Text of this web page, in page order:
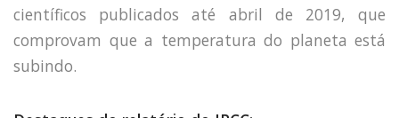
científicos publicados até abril de 2019, que
comprovam que a temperatura do planeta está
subindo.